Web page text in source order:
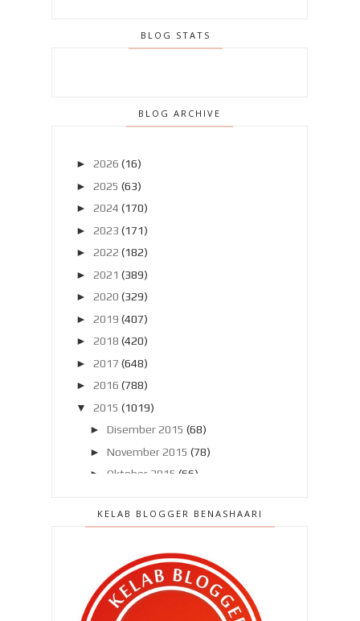
BLOG STATS
BLOG ARCHIVE
► 2026 (16)
► 2025 (63)
► 2024 (170)
► 2023 (171)
► 2022 (182)
► 2021 (389)
► 2020 (329)
► 2019 (407)
► 2018 (420)
► 2017 (648)
► 2016 (788)
▼
2015 (1019)
► Disember 2015 (68)
► November 2015 (78)
► Oktober 2015 (66)
►Ogos 2015(63)
Bila suri rumah tiada masa !
Bila ekslator buat hal !
KELAB BLOGGER BENASHAARI